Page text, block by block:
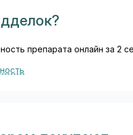
препарата онлайн за 2